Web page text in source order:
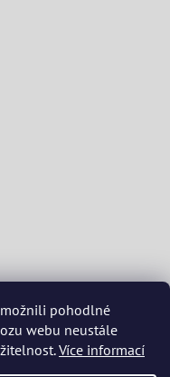
pohodlné
webu neustále
Více informací